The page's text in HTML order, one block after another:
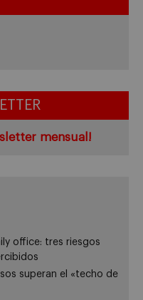
mensual!
office: tres riesgos
superan el «techo de